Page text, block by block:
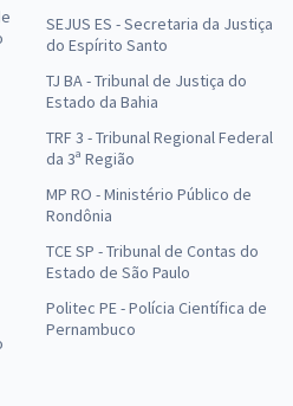
SEJUS ES - Secretaria da Justiça
do Espírito Santo
TJ BA - Tribunal de Justiça do
Estado da Bahia
TRF 3 - Tribunal Regional Federal
da 3ª Região
MP RO - Ministério Público de
Rondônia
TCE SP - Tribunal de Contas do
Estado de São Paulo
Politec PE - Polícia Científica de
Pernambuco